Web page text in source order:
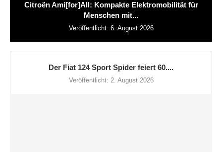
Citroën Ami[for]All: Kompakte Elektromobilität für
Menschen mit...
Veröffentlicht: 6. August 2026
Der Fiat 124 Sport Spider feiert 60....
Veröffentlicht: 2. August 2026